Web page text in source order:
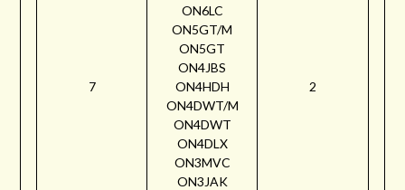
7
ON6LC
ON5GT/M
ON5GT
ON4JBS
ON4HDH
ON4DWT/M
ON4DWT
ON4DLX
ON3MVC
ON3JAK
2